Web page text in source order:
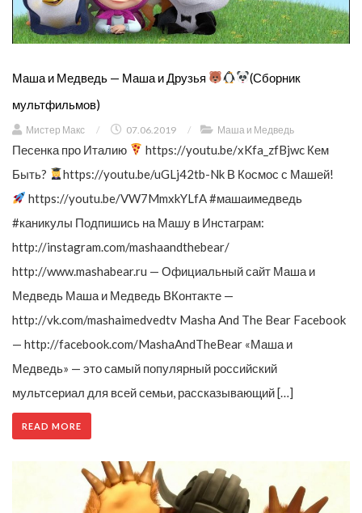
Маша и Медведь — Маша и Друзья
(Сборник
мультфильмов)
Мистер Макс / 07.06.2019 / Маша и Медведь
Песенка про Италию
https://youtu.be/xKfa_zfBjwc Кем
Быть?
https://youtu.be/uGLj42tb-Nk В Космос с Машей!
https://youtu.be/VW7MmxkYLfA #машаимедведь
#каникулы Подпишись на Машу в Инстаграм:
http://instagram.com/mashaandthebear/
http://www.mashabear.ru — Официальный сайт Маша и
Медведь Маша и Медведь ВКонтакте —
http://vk.com/mashaimedvedtv Masha And The Bear Facebook
— http://facebook.com/MashaAndTheBear «Маша и
Медведь» — это самый популярный российский
мультсериал для всей семьи, рассказывающий […]
READ MORE